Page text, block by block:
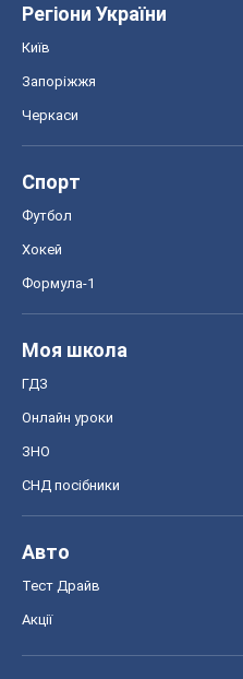
Регіони України
Київ
Запоріжжя
Черкаси
Спорт
Футбол
Хокей
Формула-1
Моя школа
ГДЗ
Онлайн уроки
ЗНО
СНД посібники
Авто
Тест Драйв
Акції